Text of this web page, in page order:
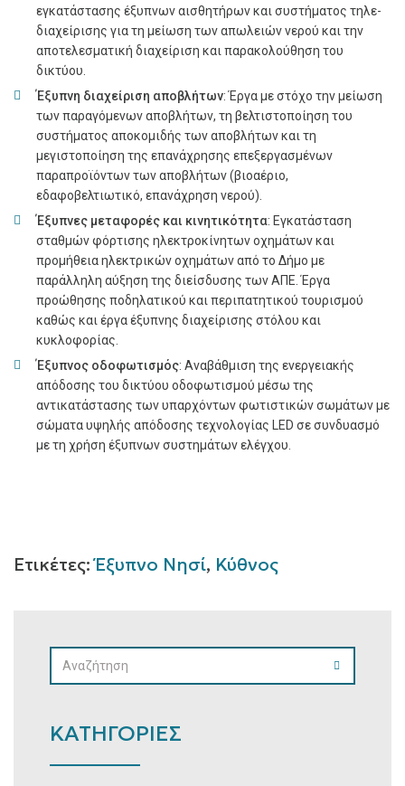
εγκατάστασης έξυπνων αισθητήρων και συστήματος τηλε-
διαχείρισης για τη μείωση των απωλειών νερού και την
αποτελεσματική διαχείριση και παρακολούθηση του
δικτύου.
Έξυπνη διαχείριση αποβλήτων: Έργα με στόχο την μείωση
των παραγόμενων αποβλήτων, τη βελτιστοποίηση του
συστήματος αποκομιδής των αποβλήτων και τη
μεγιστοποίηση της επανάχρησης επεξεργασμένων
παραπροϊόντων των αποβλήτων (βιοαέριο,
εδαφοβελτιωτικό, επανάχρηση νερού).
Έξυπνες μεταφορές και κινητικότητα: Εγκατάσταση
σταθμών φόρτισης ηλεκτροκίνητων οχημάτων και
προμήθεια ηλεκτρικών οχημάτων από το Δήμο με
παράλληλη αύξηση της διείσδυσης των ΑΠΕ. Έργα
προώθησης ποδηλατικού και περιπατητικού τουρισμού
καθώς και έργα έξυπνης διαχείρισης στόλου και
κυκλοφορίας.
Έξυπνος οδοφωτισμός: Αναβάθμιση της ενεργειακής
απόδοσης του δικτύου οδοφωτισμού μέσω της
αντικατάστασης των υπαρχόντων φωτιστικών σωμάτων με
σώματα υψηλής απόδοσης τεχνολογίας LED σε συνδυασμό
με τη χρήση έξυπνων συστημάτων ελέγχου.
Ετικέτες:Έξυπνο Νησί, Κύθνος
ΚΑΤΗΓΟΡΙΕΣ